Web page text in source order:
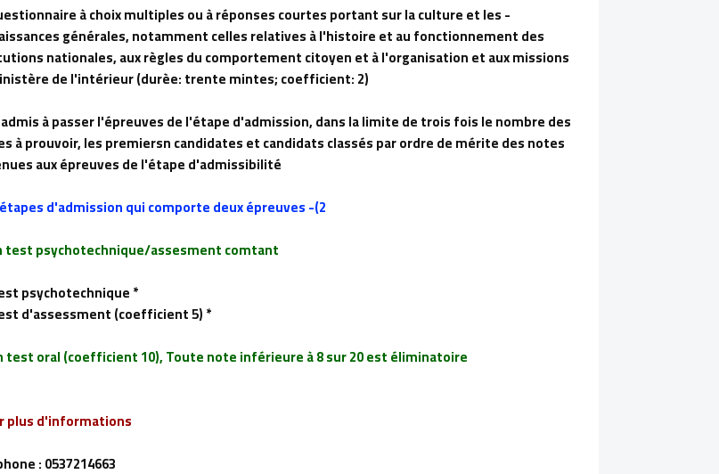
à choix multiples ou à réponses courtes portant sur la culture et les
générales, notamment celles relatives à l'histoire et au fonctionnement des
nationales, aux règles du comportement citoyen et à l'organisation et aux missions
de l'intérieur (durèe: trente mintes; coefficient: 2)
à passer l'épreuves de l'étape d'admission, dans la limite de trois fois le nombre des
à prouvoir, les premiersn candidates et candidats classés par ordre de mérite des notes
aux épreuves de l'étape d'admissibilité.
2)- Une étapes d'admission qui comporte deux épreuves:
test psychotechnique/assesment comtant:
* Un test psychotechnique;
* Un test d'assessment (coefficient 5);
test oral (coefficient 10), Toute note inférieure à 8 sur 20 est éliminatoire.
plus d'informations :
: 0537214663